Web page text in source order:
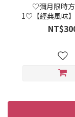
♡彌月限時
1♡【經典風味
酥(12入)紙